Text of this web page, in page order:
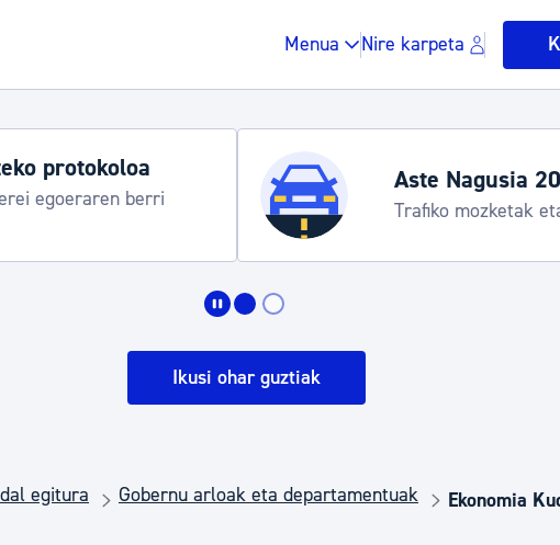
Menua Nire karpeta
Gune publikoa, hondakinak
Euskara
protokoloa
egoeraren berri
Aste Nagusia
Trafiko mozketak
Ikusi ohar guztiak
egitura Gobernu arloak eta departamentuak Ekonomia